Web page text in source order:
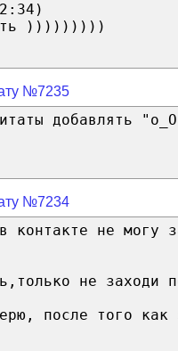
)))))))))
№7235
добавлять
№7234
не могу
не заходи
после того как